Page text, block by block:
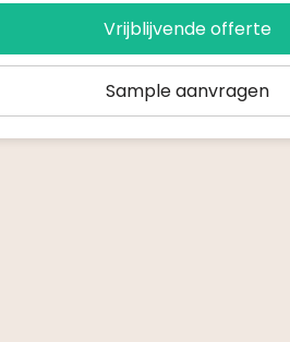
Vrijblijvende offerte
Sample aanvragen